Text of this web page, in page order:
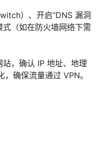
）、开启“DNS 漏洞
式（如在防火墙网络下需
，确认 IP 地址、地理
确保流量通过 VPN。